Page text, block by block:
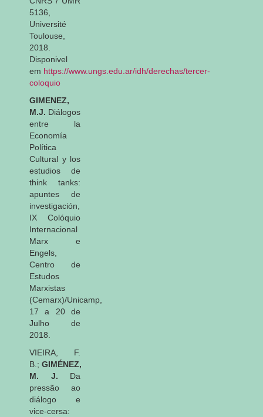
5136,
Université
Toulouse,
2018.
Disponivel
em https://www.ungs.edu.ar/idh/derechas/tercer-
coloquio
GIMENEZ,
M.J. Diálogos
entre la
Economía
Política
Cultural y los
estudios de
think tanks:
apuntes de
investigación,
IX Colóquio
Internacional
Marx e
Engels,
Centro de
Estudos
Marxistas
(Cemarx)/Unicamp,
17 a 20 de
Julho de
2018.
VIEIRA, F.
B.; GIMÉNEZ,
M. J. Da
pressão ao
diálogo e
vice-cersa: